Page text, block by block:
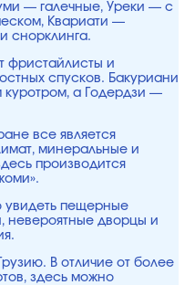
— галечные, Уреки — с
Квариати —
снорклинга.
фристайлисты и
спусков. Бакуриани
куротром, а Годердзи —
все является
минеральные и
производится
увидеть пещерные
невероятные дворцы и
В отличие от более
здесь можно